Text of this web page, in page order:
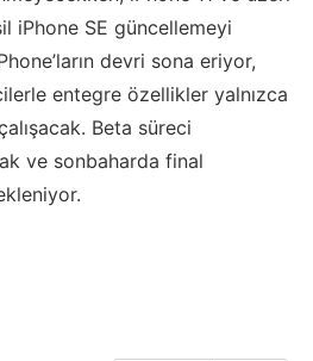
iPhone SE güncellemeyi
devri sona eriyor,
entegre özellikler yalnızca
Beta süreci
ve sonbaharda final